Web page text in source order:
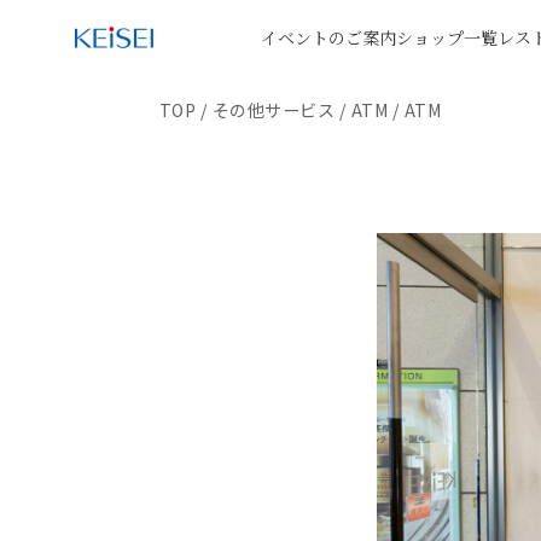
イベントのご案内ショップ一覧レス
TOP / その他サービス / ATM / ATM